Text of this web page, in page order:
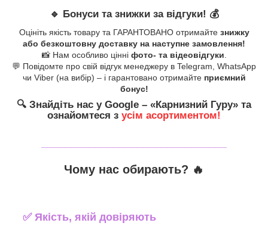
🔹 Бонуси та знижки за відгуки! 💰
Оцініть якість товару та ГАРАНТОВАНО отримайте знижку
або безкоштовну доставку на наступне замовлення!
📸 Нам особливо цінні фото- та відеовідгуки.
💬 Повідомте про свій відгук менеджеру в Telegram, WhatsApp
чи Viber (на вибір) – і гарантовано отримайте приємний
бонус!
🔍 Знайдіть нас у Google – «Карнизний Гуру» та
ознайомтеся з усім асортиментом!
Чому нас обирають? 🔥
✅Якість, якій довіряють